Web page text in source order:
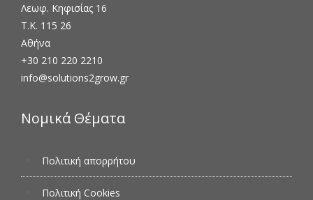
Λεωφ. Κηφισίας 16
Τ.Κ. 115 26
Αθήνα
+30 210 220 2210
info@solutions2grow.gr
Νομικά Θέματα
Πολιτική απορρήτου
Πολιτική Cookies